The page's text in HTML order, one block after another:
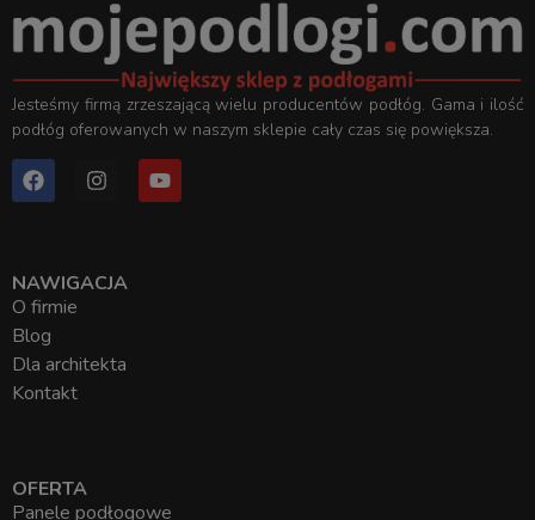
Jesteśmy firmą zrzeszającą wielu producentów podłóg. Gama i ilość
podłóg oferowanych w naszym sklepie cały czas się powiększa.
NAWIGACJA
O firmie
Blog
Dla architekta
Kontakt
OFERTA
Panele podłogowe